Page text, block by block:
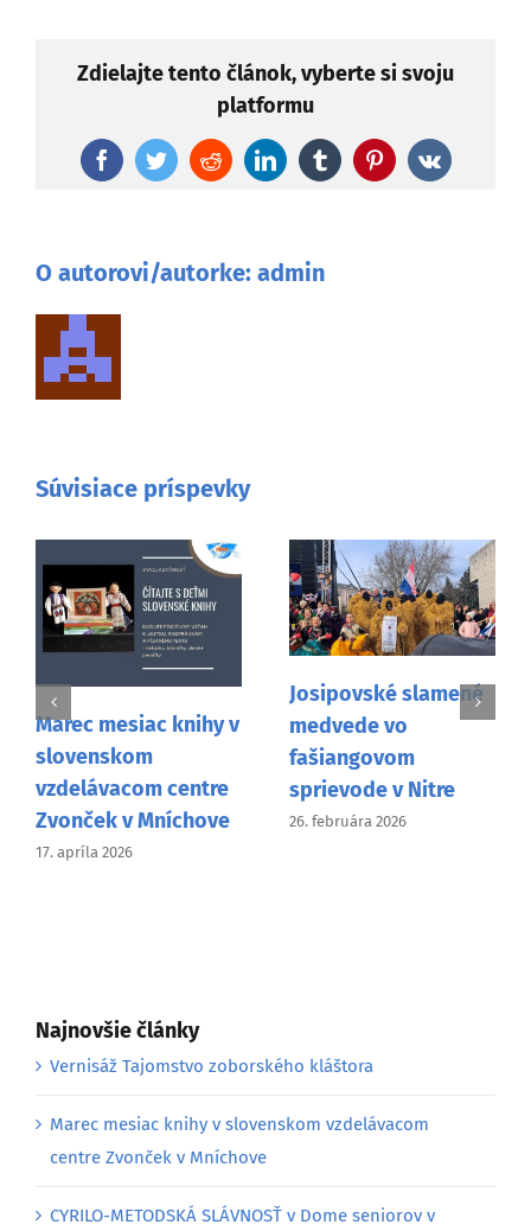
Zdielajte tento článok, vyberte si svoju
platformu
FacebookTwitterRedditLinkedInTumblr Pinterest
Vk
O autorovi/autorke: admin
Súvisiace príspevky
Josipovské slamené
medvede vo
fašiangovom
sprievode v Nitre
26. februára 2026
Návšteva Mons.
Pavla Šajgalíka vo
Vancouveri
9. februára 2026
Vernisáž Tajomstvo zoborského kláštora
centre Zvonček v Mníchove
Dolnom Ohaji